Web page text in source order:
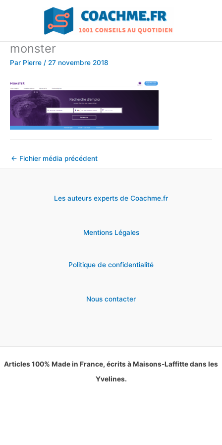
monster
Par Pierre / 27 novembre 2018
← Fichier média précédent
Les auteurs experts de Coachme.fr
Mentions Légales
Politique de confidentialité
Nous contacter
Articles 100% Made in France, écrits à Maisons-Laffitte dans les
Yvelines.